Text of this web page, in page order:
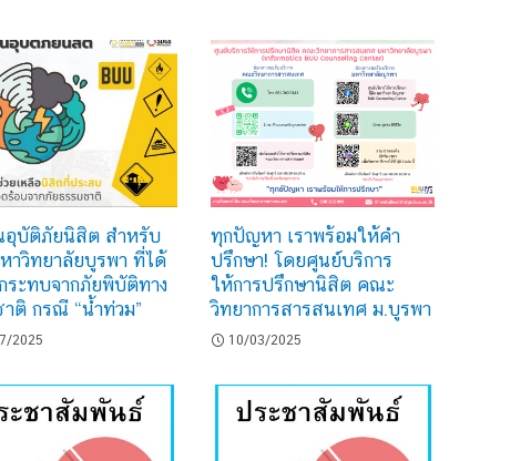
อุบัติภัยนิสิต สำหรับ
าวิทยาลัยบูรพา ที่ได้
ระทบจากภัยพิบัติทาง
าติ กรณี “น้ำท่วม”
2025
ทุกปัญหา เราพร้อมให้คำ
ปรึกษา! โดยศูนย์บริการ
ให้การปรึกษานิสิต คณะ
วิทยาการสารสนเทศ ม.บูรพา
10/03/2025